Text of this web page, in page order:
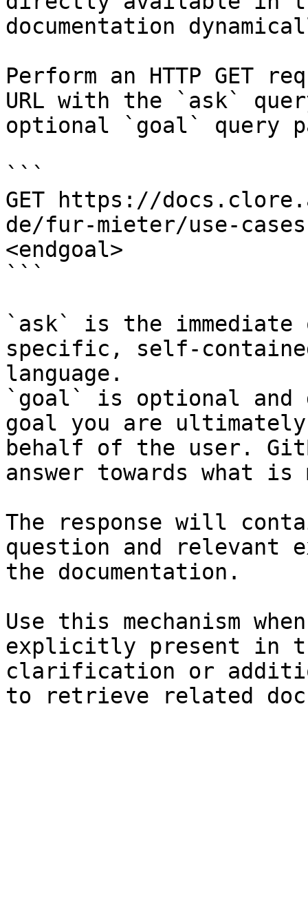
documentation
Perform an HTTP GET
URL with the `ask`
optional `goal` query
```
GET https://
de/fur-mieter/use-
<endgoal>
```
`ask` is the
specific, self-
language.
`goal` is optional and
goal you are
behalf of the user.
answer towards what
The response will
question and relevant
the documentation.
Use this mechanism
explicitly present in
clarification or